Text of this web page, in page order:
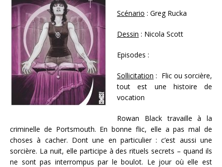
Scénario : Greg Rucka
Dessin : Nicola Scott
Episodes :
Sollicitation : Flic ou sorcière,
tout est une histoire de
vocation
Rowan Black travaille à la
criminelle de Portsmouth. En bonne flic, elle a pas mal de
choses à cacher. Dont une en particulier : c’est aussi une
sorcière. La nuit, elle participe à des rituels secrets – quand ils
ne sont pas interrompus par le boulot. Le jour où elle est